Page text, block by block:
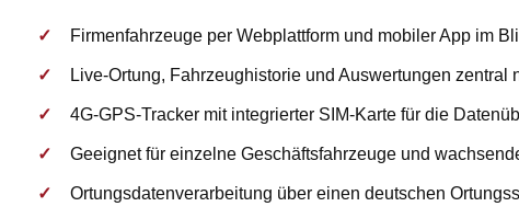
Firmenfahrzeuge per Webplattform und mobiler App im
Live-Ortung, Fahrzeughistorie und Auswertungen zentral
4G-GPS-Tracker mit integrierter SIM-Karte für die
Geeignet für einzelne Geschäftsfahrzeuge und
Ortungsdatenverarbeitung über einen deutschen